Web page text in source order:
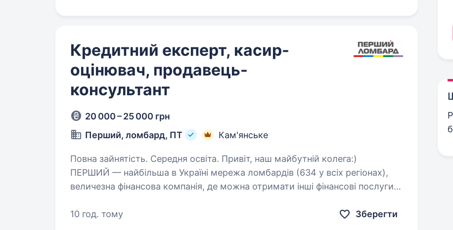
Кредитний експерт, касир-
оцінювач, продавець-
консультант
20 000 – 25 000 грн
Перший, ломбард, ПТ
Кам'янське
Повна зайнятість. Середня освіта. Привіт, наш майбутній колега:)
ПЕРШИЙ — найбільша в Україні мережа ломбардів (634 у всіх регіонах),
величезна фінансова компанія, де можна отримати інші фінансові послуги
10 год. тому
Зберегти